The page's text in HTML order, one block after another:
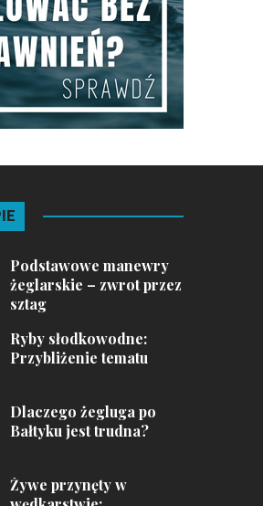
Podstawowe manewry
żeglarskie – zwrot przez
sztag
Ryby słodkowodne:
Przybliżenie tematu
Dlaczego żegluga po
Bałtyku jest trudna?
Żywe przynęty w